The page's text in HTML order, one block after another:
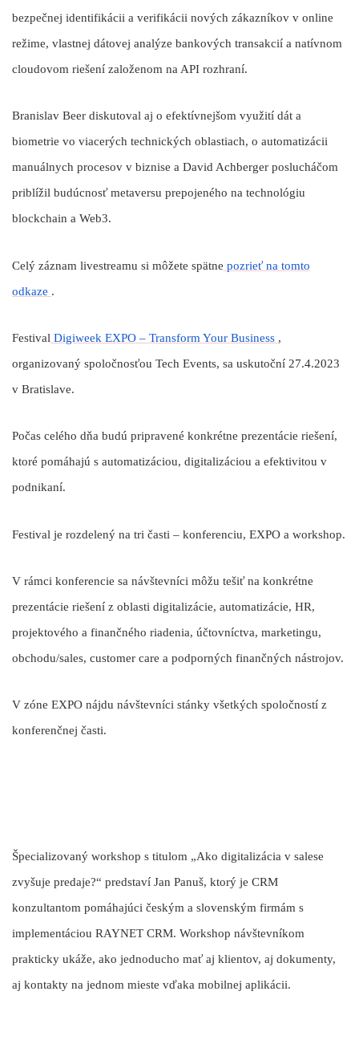
bezpečnej identifikácii a verifikácii nových zákazníkov v online
režime, vlastnej dátovej analýze bankových transakcií a natívnom
cloudovom riešení založenom na API rozhraní.
Branislav Beer diskutoval aj o efektívnejšom využití dát a
biometrie vo viacerých technických oblastiach, o automatizácii
manuálnych procesov v biznise a David Achberger poslucháčom
priblížil budúcnosť metaversu prepojeného na technológiu
blockchain a Web3.
Celý záznam livestreamu si môžete spätne pozrieť na tomto
odkaze .
Festival Digiweek EXPO – Transform Your Business ,
organizovaný spoločnosťou Tech Events, sa uskutoční 27.4.2023
v Bratislave.
Počas celého dňa budú pripravené konkrétne prezentácie riešení,
ktoré pomáhajú s automatizáciou, digitalizáciou a efektivitou v
podnikaní.
Festival je rozdelený na tri časti – konferenciu, EXPO a workshop.
V rámci konferencie sa návštevníci môžu tešiť na konkrétne
prezentácie riešení z oblasti digitalizácie, automatizácie, HR,
projektového a finančného riadenia, účtovníctva, marketingu,
obchodu/sales, customer care a podporných finančných nástrojov.
V zóne EXPO nájdu návštevníci stánky všetkých spoločností z
konferenčnej časti.
Špecializovaný workshop s titulom „Ako digitalizácia v salese
zvyšuje predaje?“ predstaví Jan Panuš, ktorý je CRM
konzultantom pomáhajúci českým a slovenským firmám s
implementáciou RAYNET CRM. Workshop návštevníkom
prakticky ukáže, ako jednoducho mať aj klientov, aj dokumenty,
aj kontakty na jednom mieste vďaka mobilnej aplikácii.